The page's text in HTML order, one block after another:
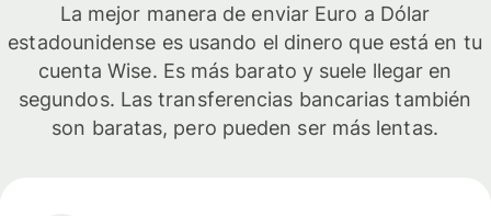
La mejor manera de enviar Euro a Dólar
estadounidense es usando el dinero que está en tu
cuenta Wise. Es más barato y suele llegar en
segundos. Las transferencias bancarias también
son baratas, pero pueden ser más lentas.